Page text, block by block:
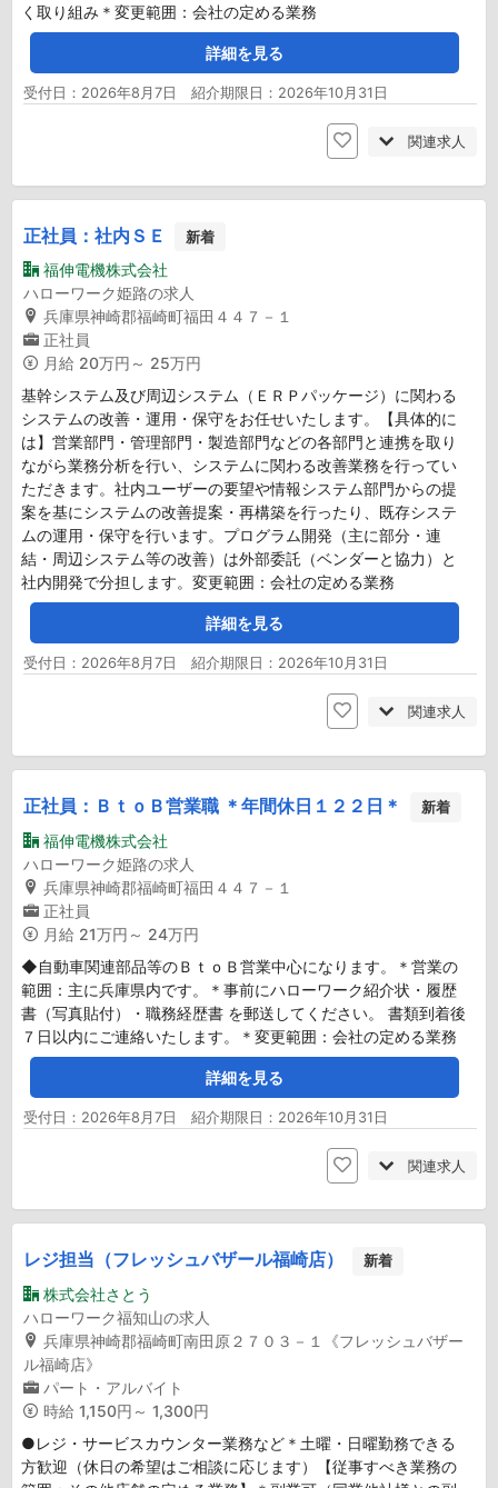
く取り組み＊変更範囲：会社の定める業務
詳細を見る
受付日：2026年8月7日 紹介期限日：2026年10月31日
関連求人
正社員：社内ＳＥ 新着
福伸電機株式会社
ハローワーク姫路の求人
兵庫県神崎郡福崎町福田４４７－１
正社員
月給 20万円～ 25万円
基幹システム及び周辺システム（ＥＲＰパッケージ）に関わる
システムの改善・運用・保守をお任せいたします。【具体的に
は】営業部門・管理部門・製造部門などの各部門と連携を取り
ながら業務分析を行い、システムに関わる改善業務を行ってい
ただきます。社内ユーザーの要望や情報システム部門からの提
案を基にシステムの改善提案・再構築を行ったり、既存システ
ムの運用・保守を行います。プログラム開発（主に部分・連
結・周辺システム等の改善）は外部委託（ベンダーと協力）と
社内開発で分担します。変更範囲：会社の定める業務
詳細を見る
受付日：2026年8月7日 紹介期限日：2026年10月31日
関連求人
正社員：ＢｔｏＢ営業職 ＊年間休日１２２日＊ 新着
福伸電機株式会社
ハローワーク姫路の求人
兵庫県神崎郡福崎町福田４４７－１
正社員
月給 21万円～ 24万円
◆自動車関連部品等のＢｔｏＢ営業中心になります。＊営業の
範囲：主に兵庫県内です。＊事前にハローワーク紹介状・履歴
書（写真貼付）・職務経歴書 を郵送してください。 書類到着後
７日以内にご連絡いたします。＊変更範囲：会社の定める業務
詳細を見る
受付日：2026年8月7日 紹介期限日：2026年10月31日
関連求人
レジ担当（フレッシュバザール福崎店） 新着
株式会社さとう
ハローワーク福知山の求人
兵庫県神崎郡福崎町南田原２７０３－１《フレッシュバザー
ル福崎店》
パート・アルバイト
時給 1,150円～ 1,300円
●レジ・サービスカウンター業務など＊土曜・日曜勤務できる
方歓迎（休日の希望はご相談に応じます）【従事すべき業務の